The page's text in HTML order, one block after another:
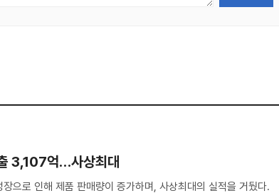
3,107억…사상최대
으로 인해 제품 판매량이 증가하며, 사상최대의 실적을 거뒀다.